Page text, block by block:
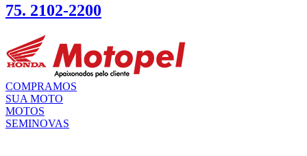
75. 2102-2200
COMPRAMOS
SUA MOTO
MOTOS
SEMINOVAS